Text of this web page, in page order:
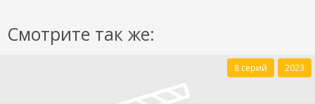
Смотрите так же:
8 серий 2023